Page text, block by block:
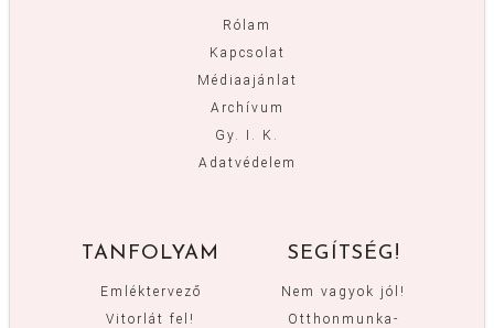
Rólam
Kapcsolat
Médiaajánlat
Archívum
Gy. I. K.
Adatvédelem
TANFOLYAM
Emléktervező
Vitorlát fel!
SEGÍTSÉG!
Nem vagyok jól!
Otthonmunka-